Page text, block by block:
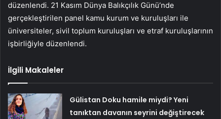
düzenlendi. 21 Kasım Dünya Balıkçılık Günü’nde
gerçekleştirilen panel kamu kurum ve kuruluşları ile
üniversiteler, sivil toplum kuruluşları ve etraf kuruluşlarının
işbirliğiyle düzenlendi.
İlgili Makaleler
Gülistan Doku hamile miydi? Yeni
tanıktan davanın seyrini değiştirecek